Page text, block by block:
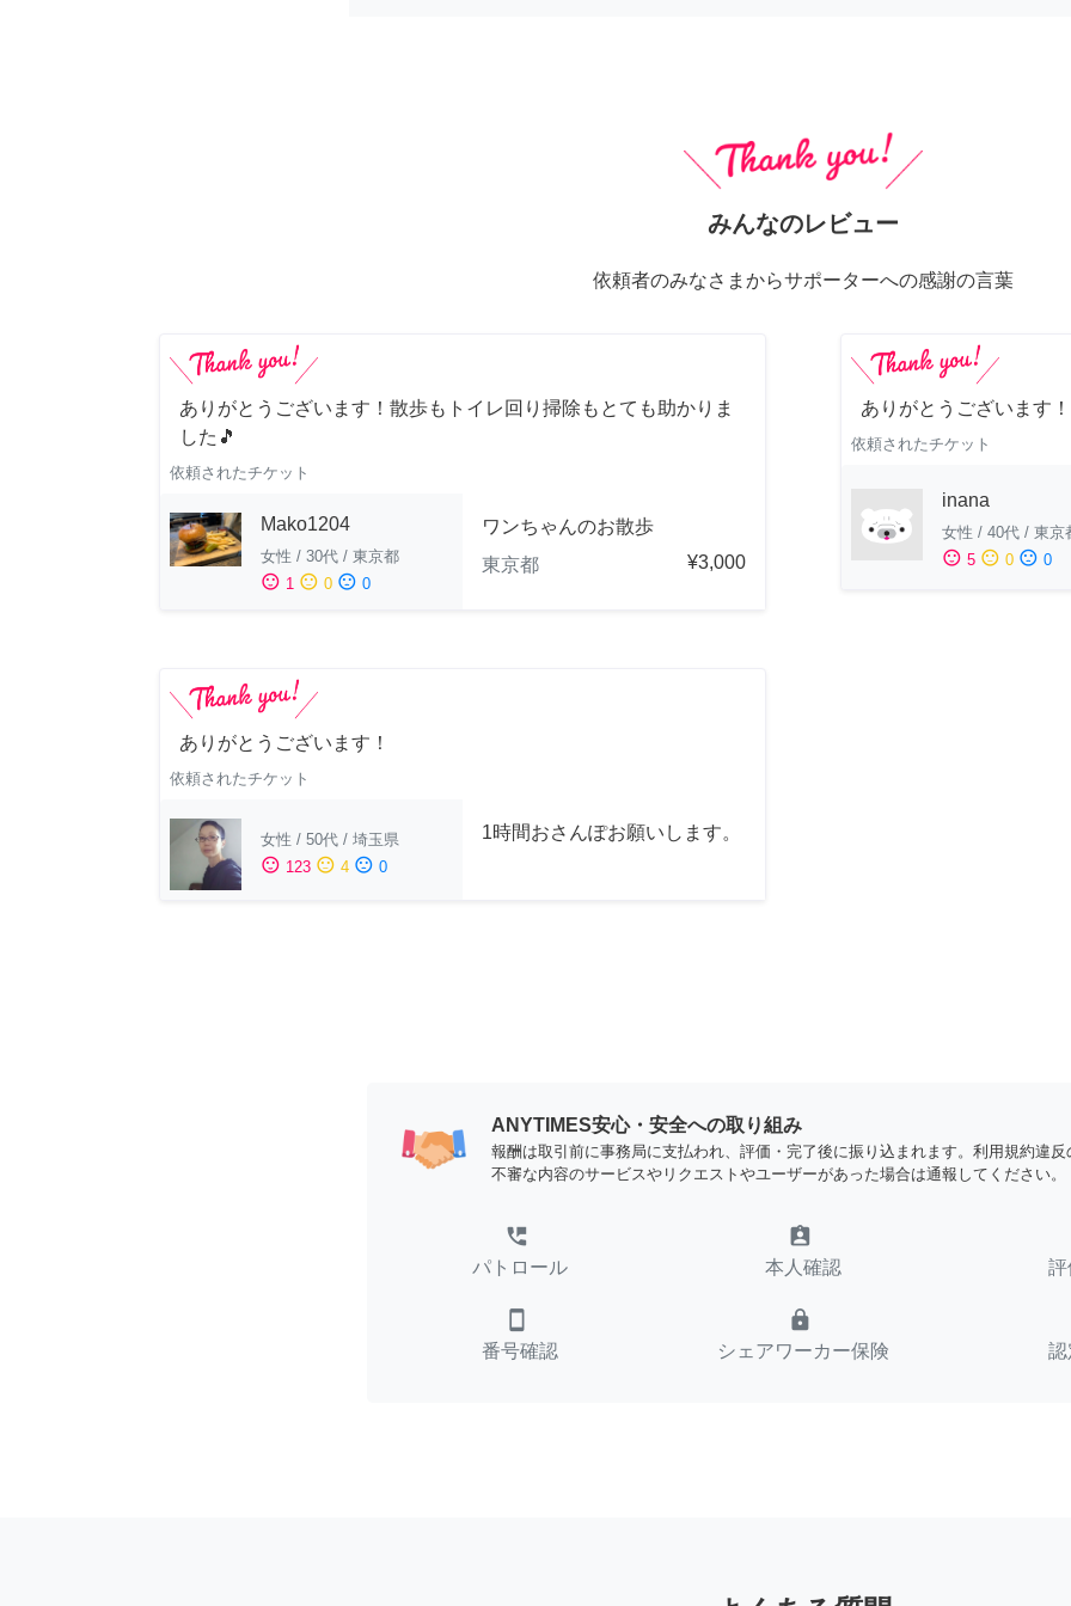
みんなのレビュー
依頼者のみなさまからサポーターへの感謝の言葉
ありがとうございます！散歩もトイレ回り掃除もとても助かりま
した🎵
依頼されたチケット
Mako1204
女性 / 30代 / 東京都
sentiment_satisfied 1 sentiment_neutral 0 sentiment_dissatisfied 0
ワンちゃんのお散歩
東京都
¥3,000
ありがとうございます！
依頼されたチケット
inana
女性 / 40代 / 東京
sentiment_satisfied 5 sentiment_neutral 0 sentiment_dissatisfied 0
ありがとうございます！
依頼されたチケット
女性 / 50代 / 埼玉県
sentiment_satisfied 123 sentiment_neutral 4 sentiment_dissatisfied 0
1時間おさんぽお願いします。
ANYTIMES安心・安全への取り組み
報酬は取引前に事務局に支払われ、評価・完了後に振り込まれます。利用規約違
不審な内容のサービスやリクエストやユーザーがあった場合は通報してください。
perm_phone_msg
パトロール
assignment_ind
本人確認
smartphone
番号確認
lock
シェアワーカー保険